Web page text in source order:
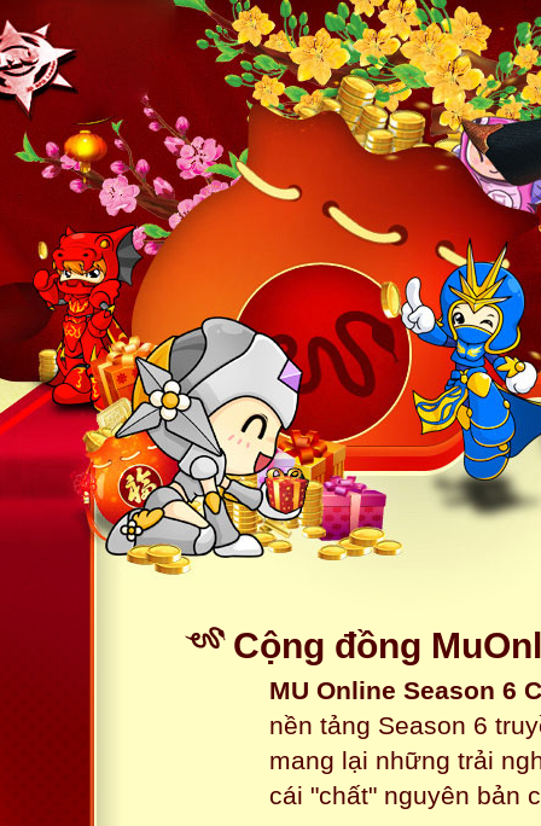
Cộng đồng
MU Online Season 6
nền tảng Season 6
mang lại những trải
cái "chất" nguyên bản